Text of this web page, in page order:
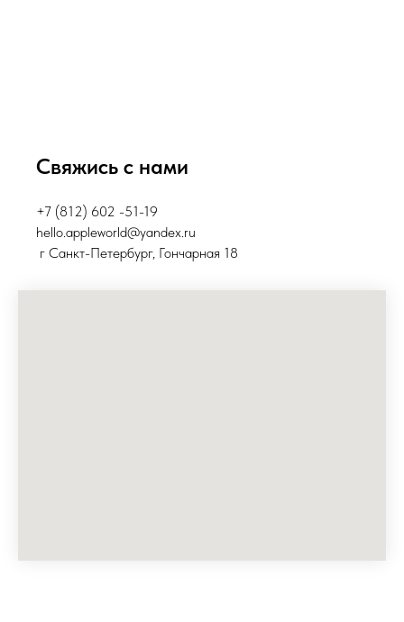
Свяжись с нами
+7 (812) 602 -51-19
hello.appleworld@yandex.ru
г Санкт-Петербург, Гончарная 18